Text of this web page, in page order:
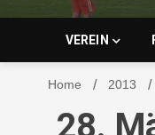
VEREIN
Home 2013
28.